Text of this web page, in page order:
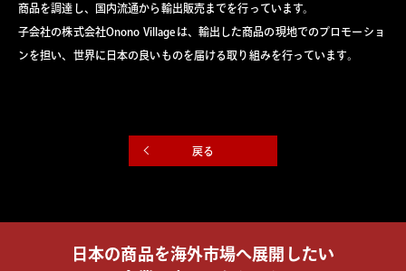
商品を調達し、国内流通から輸出販売までを行っています。
子会社の株式会社Onono Villageは、輸出した商品の現地でのプロモーショ
ンを担い、世界に日本の良いものを届ける取り組みを行っています。
戻る
日本の商品を海外市場へ展開したい